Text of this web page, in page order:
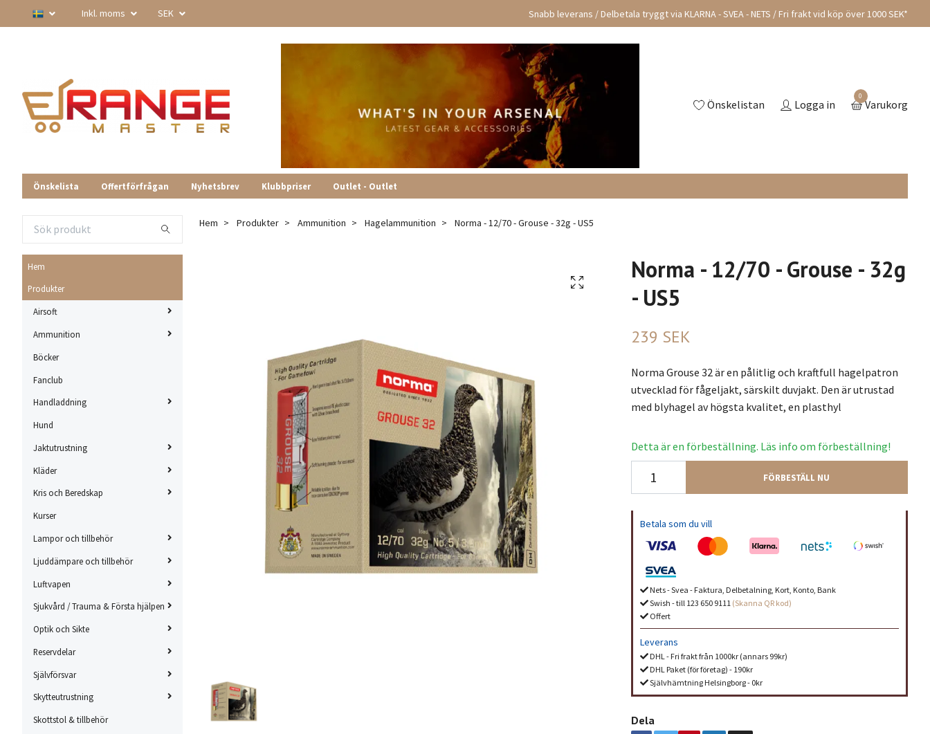
Inkl. moms SEK Snabb leverans / Delbetala tryggt via KLARNA - SVEA - NETS / Fri frakt vid köp över 1000 SEK*
Önskelistan Logga in
0
Varukorg
Önskelista Offertförfrågan Nyhetsbrev Klubbpriser Outlet - Outlet
Hem
Produkter
Airsoft
Ammunition
Böcker
Fanclub
Handladdning
Hund
Jaktutrustning
Kläder
Kris och Beredskap
Kurser
Lampor och tillbehör
Ljuddämpare och tillbehör
Luftvapen
Sjukvård / Trauma & Första hjälpen
Optik och Sikte
Reservdelar
Självförsvar
Skytteutrustning
Skottstol & tillbehör
Hem Produkter Ammunition Hagelammunition Norma - 12/70 - Grouse - 32g - US5
Norma - 12/70 - Grouse - 32g
- US5
239 SEK
Norma Grouse 32 är en pålitlig och kraftfull hagelpatron
utvecklad för fågeljakt, särskilt duvjakt. Den är utrustad
med blyhagel av högsta kvalitet, en plasthyl
Detta är en förbeställning. Läs info om förbeställning!
FÖRBESTÄLL NU
Betala som du vill
Nets - Svea - Faktura, Delbetalning, Kort, Konto, Bank
Swish - till 123 650 9111 (Skanna QR kod)
Offert
Leverans
DHL - Fri frakt från 1000kr (annars 99kr)
DHL Paket (för företag) - 190kr
Självhämtning Helsingborg - 0kr
Dela